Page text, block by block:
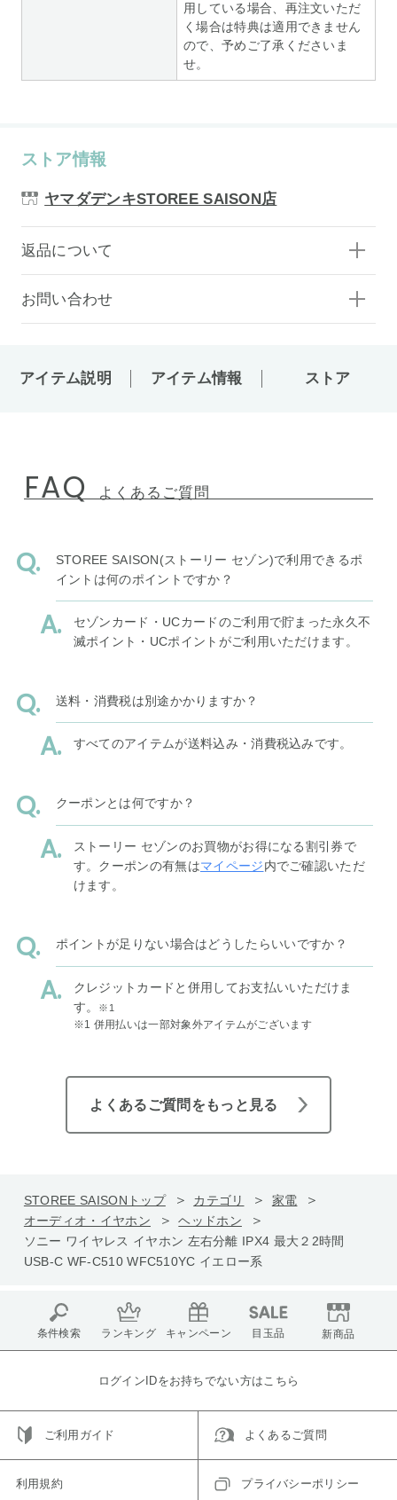
用している場合、再注文いただ
く場合は特典は適用できません
ので、予めご了承くださいま
せ。
ストア情報
ヤマダデンキSTOREE SAISON店
返品について
お問い合わせ
アイテム説明 アイテム情報 ストア
FAQ よくあるご質問
STOREE SAISON(ストーリー セゾン)で利用できるポ
イントは何のポイントですか？
セゾンカード・UCカードのご利用で貯まった永久不
滅ポイント・UCポイントがご利用いただけます。
送料・消費税は別途かかりますか？
すべてのアイテムが送料込み・消費税込みです。
クーポンとは何ですか？
ストーリー セゾンのお買物がお得になる割引券で
す。クーポンの有無はマイページ内でご確認いただ
けます。
ポイントが足りない場合はどうしたらいいですか？
クレジットカードと併用してお支払いいただけま
す。
※1
※1 併用払いは一部対象外アイテムがございます
よくあるご質問をもっと見る
STOREE SAISONトップ カテゴリ
家電
オーディオ・イヤホン
ヘッドホン
ソニー ワイヤレス イヤホン 左右分離 IPX4 最大２2時間
USB-C WF-C510 WFC510YC イエロー系
条件検索 ランキング キャンペーン 目玉品 新商品
ログインIDをお持ちでない方はこちら
ご利用ガイド よくあるご質問
利用規約 プライバシーポリシー